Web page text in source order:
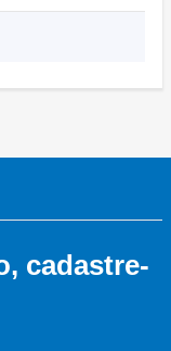
cadastre-